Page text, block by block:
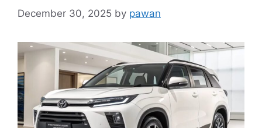
December 30, 2025 by pawan